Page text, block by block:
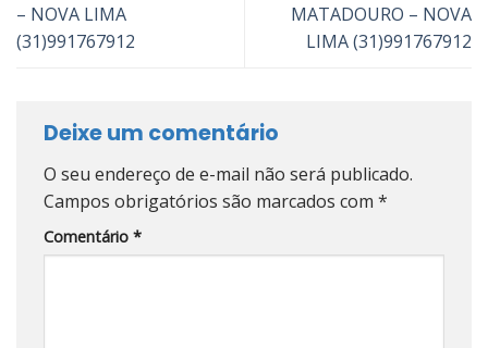
– NOVA LIMA
(31)991767912
MATADOURO – NOVA
LIMA (31)991767912
Deixe um comentário
O seu endereço de e-mail não será publicado.
Campos obrigatórios são marcados com *
Comentário *